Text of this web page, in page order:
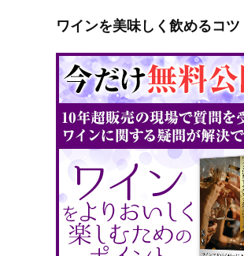
ワインを美味しく飲めるコツ